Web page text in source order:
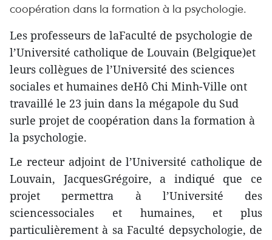
coopération dans la formation à la psychologie.
Les professeurs de laFaculté de psychologie de
l’Université catholique de Louvain (Belgique)et
leurs collègues de l’Université des sciences
sociales et humaines deHô Chi Minh-Ville ont
travaillé le 23 juin dans la mégapole du Sud
surle projet de coopération dans la formation à
la psychologie.
Le recteur adjoint de l’Université catholique de
Louvain, JacquesGrégoire, a indiqué que ce
projet permettra à l’Université des
sciencessociales et humaines, et plus
particulièrement à sa Faculté depsychologie, de